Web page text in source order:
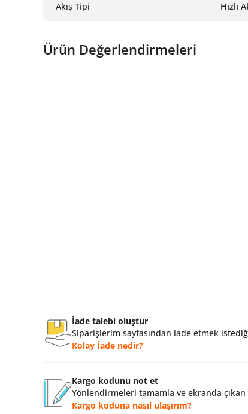
Akış Tipi Hızlı
Ürün Değerlendirmeleri
İade talebi oluştur
Siparişlerim sayfasından iade etmek
Kolay İade nedir?
Kargo kodunu not et
Yönlendirmeleri tamamla ve ekranda
Kargo koduna nasıl ulaşırım?